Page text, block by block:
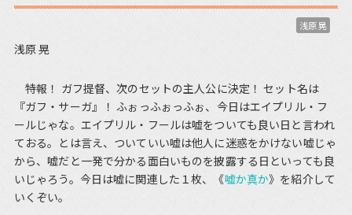
浅原 晃
浅原 晃
特報！ ガフ提督、次のセットの主人公に決定！ セット名は
『ガフ・サーガ』！ ふぉっふぉっふぉ、今日はエイプリル・フ
ールじゃな。エイプリル・フールは嘘をついても良い日と言われ
ておる。とは言え、ついていい嘘は他人に迷惑をかけない嘘じゃ
から、嘘だと一発で分かる面白いものを披露する日といっても良
いじゃろう。今日は嘘に関連した１枚、《嘘か真か》を紹介して
いくぞい。